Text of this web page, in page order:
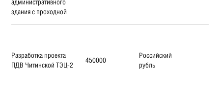
административного
здания с проходной
Разработка проекта
ПДВ Читинской ТЭЦ-2
450000
Российский
рубль